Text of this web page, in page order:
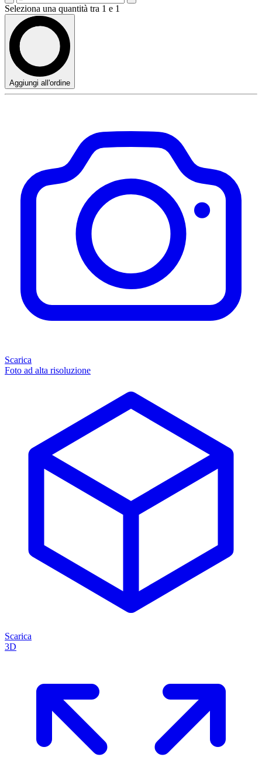
Seleziona una quantità tra 1 e 1
Aggiungi all'ordine
Scarica
Foto ad alta risoluzione
Scarica
3D